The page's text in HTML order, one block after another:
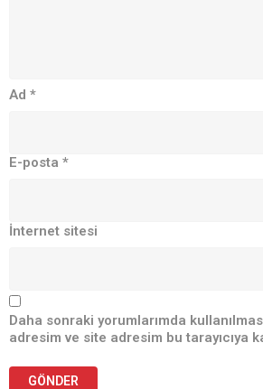
Ad *
E-posta *
İnternet sitesi
Daha sonraki yorumlarımda
adresim ve site adresim bu tarayıcıya